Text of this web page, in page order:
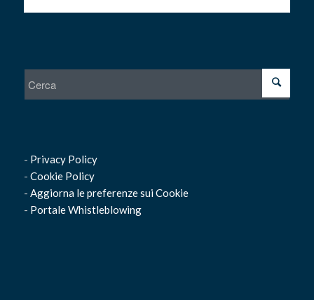
- Privacy Policy
- Cookie Policy
- Aggiorna le preferenze sui Cookie
- Portale Whistleblowing